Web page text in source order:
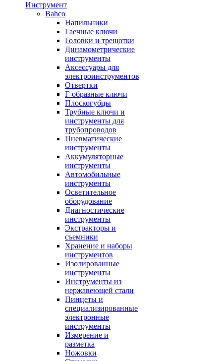
Инструмент
Bahco
Напильники
Гаечные ключи
Головки и трещотки
Динамометрические
инструменты
Аксессуары для
электроинструментов
Отвертки
Г-образные ключи
Плоскогубцы
Трубные ключи и
инструменты для
трубопроводов
Пневматические
инструменты
Аккумуляторные
инструменты
Автомобильные
инструменты
Осветительное
оборудование
Диагностические
инструменты
Экстракторы и
съемники
Хранение и наборы
инструментов
Изолированные
инструменты
Инструменты из
нержавеющей стали
Пинцеты и
специализированные
электронные
инструменты
Измерение и
разметка
Ножовки